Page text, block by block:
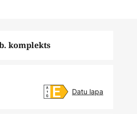
komplekts
Datu lapa